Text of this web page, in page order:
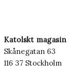
Katolskt magasin
Skånegatan 63
116 37 Stockholm